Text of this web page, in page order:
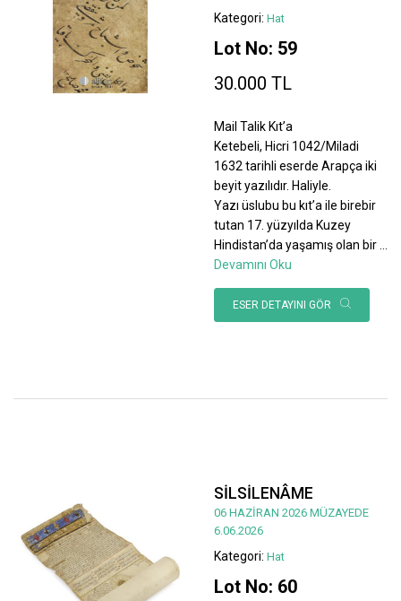
Kategori: Hat
Lot No: 59
30.000 TL
Mail Talik Kıt’a
Ketebeli, Hicri 1042/Miladi
1632 tarihli eserde Arapça iki
beyit yazılıdır. Haliyle.
Yazı üslubu bu kıt’a ile birebir
tutan 17. yüzyılda Kuzey
Hindistan’da yaşamış olan bir
Devamını Oku
ESER DETAYINI GÖR
SİLSİLENÂME
06 HAZİRAN 2026 MÜZAYEDE
6.06.2026
Kategori: Hat
Lot No: 60